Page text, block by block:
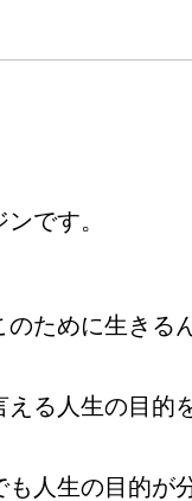
です。
ために生きる
る人生の目的
人生の目的が